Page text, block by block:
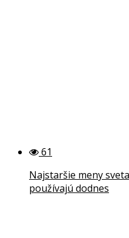
61
Najstaršie meny
používajú dodnes